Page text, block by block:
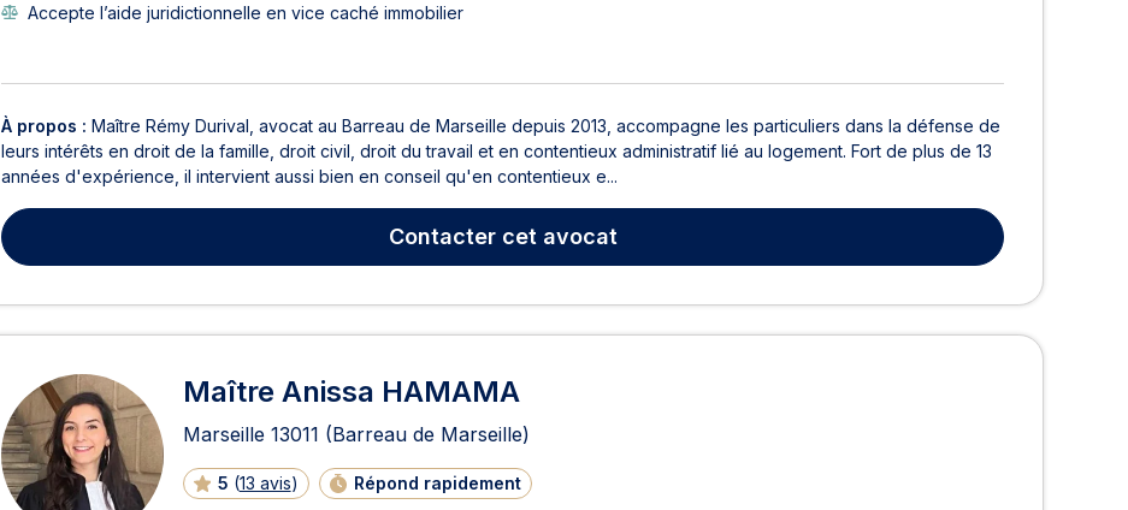
Accepte l’aide juridictionnelle en vice caché immobilier
À propos : Maître Rémy Durival, avocat au Barreau de Marseille depuis 2013, accompagne les particuliers dans la défense de
leurs intérêts en droit de la famille, droit civil, droit du travail et en contentieux administratif lié au logement. Fort de plus de 13
années d'expérience, il intervient aussi bien en conseil qu'en contentieux e...
Contactercet avocat
Maître Anissa HAMAMA
Marseille 13011 (Barreau de Marseille)
5 (13 avis) Répond rapidement